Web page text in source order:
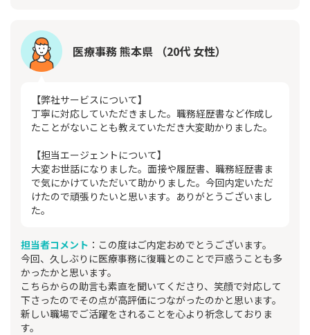
医療事務 熊本県 （20代 女性）
【弊社サービスについて】
丁寧に対応していただきました。職務経歴書など作成し
たことがないことも教えていただき大変助かりました。
【担当エージェントについて】
大変お世話になりました。面接や履歴書、職務経歴書ま
で気にかけていただいて助かりました。今回内定いただ
けたので頑張りたいと思います。ありがとうございまし
た。
担当者コメント ：この度はご内定おめでとうございます。
今回、久しぶりに医療事務に復職とのことで戸惑うことも多
かったかと思います。
こちらからの助言も素直を聞いてくださり、笑顔で対応して
下さったのでその点が高評価につながったのかと思います。
新しい職場でご活躍をされることを心より祈念しておりま
す。